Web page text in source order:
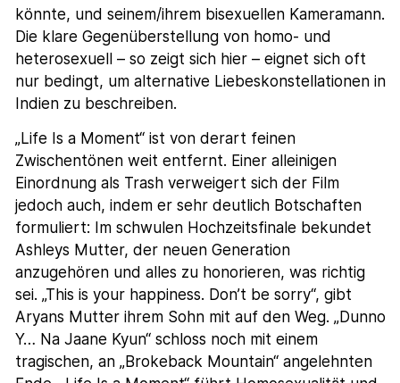
könnte, und seinem/ihrem bisexuellen Kameramann.
Die klare Gegenüberstellung von homo- und
heterosexuell – so zeigt sich hier – eignet sich oft
nur bedingt, um alternative Liebeskonstellationen in
Indien zu beschreiben.
„Life Is a Moment“ ist von derart feinen
Zwischentönen weit entfernt. Einer alleinigen
Einordnung als Trash verweigert sich der Film
jedoch auch, indem er sehr deutlich Botschaften
formuliert: Im schwulen Hochzeitsfinale bekundet
Ashleys Mutter, der neuen Generation
anzugehören und alles zu honorieren, was richtig
sei. „This is your happiness. Don’t be sorry“, gibt
Aryans Mutter ihrem Sohn mit auf den Weg. „Dunno
Y… Na Jaane Kyun“ schloss noch mit einem
tragischen, an „Brokeback Mountain“ angelehnten